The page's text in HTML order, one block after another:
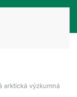
arktická výzkumná